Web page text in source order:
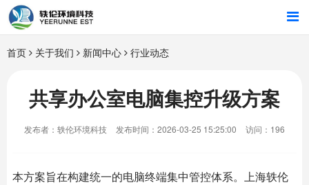
首页
行业解决方案
智能硬件
首页 关于我们 新闻中心 行业动态
共享办公室电脑集控升级方案
发布者：轶伦环境科技 发布时间：2026-03-25 15:25:00 访问：196
本方案旨在构建统一的电脑终端集中管控体系。上海轶伦